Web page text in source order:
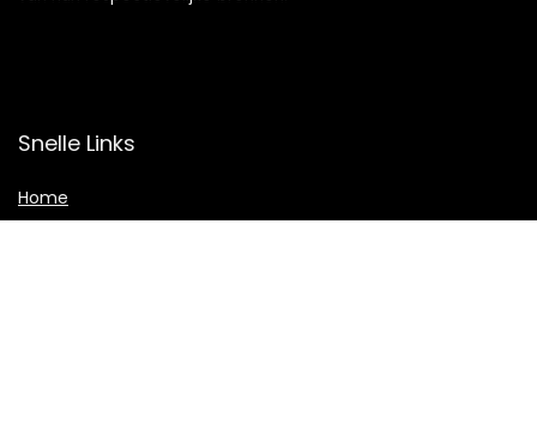
Snelle Links
Home